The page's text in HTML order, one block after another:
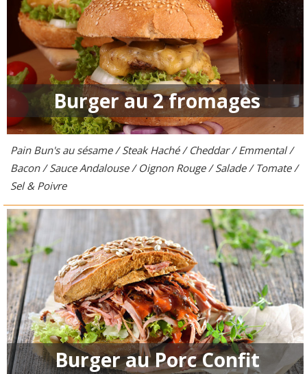
Burger au 2 fromages
Pain Bun's au sésame / Steak Haché / Cheddar / Emmental /
Bacon / Sauce Andalouse / Oignon Rouge / Salade / Tomate /
Sel & Poivre
Burger au Porc Confit